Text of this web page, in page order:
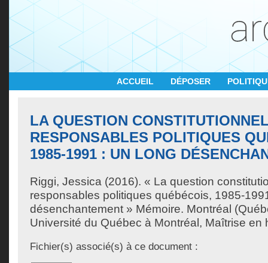
ACCUEIL DÉPOSER
LA QUESTION
RESPONSABLES POLITIQUES
1985-1991 : UN LONG
Riggi, Jessica (2016). « La question
responsables politiques québécois, 1985-
désenchantement » Mémoire. Montréal
Université du Québec à Montréal, Maîtrise en
Fichier(s) associé(s) à ce document :